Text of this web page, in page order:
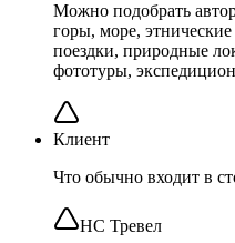
Можно подобрать
горы, море,
поездки, природные
фототуры,
Клиент
Что обычно входит в
НС Тревел